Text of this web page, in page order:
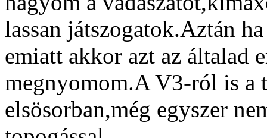
lassan játszogatok.Aztán
emiatt akkor azt az általad
megnyomom.A V3-ról is a
elsösorban,még egyszer